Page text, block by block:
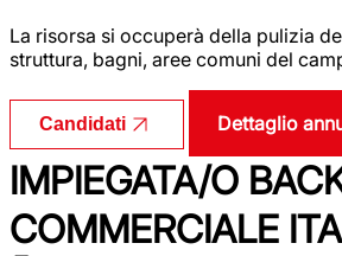
La risorsa si occuperà della pulizia
struttura, bagni, aree comuni del
Candidati Dettaglio
IMPIEGATA/O
COMMERCIALE